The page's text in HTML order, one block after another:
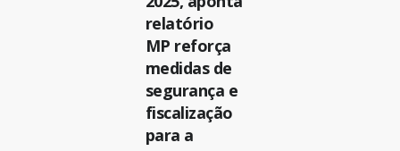
relatório
MP reforça
medidas de
segurança e
fiscalização
para a